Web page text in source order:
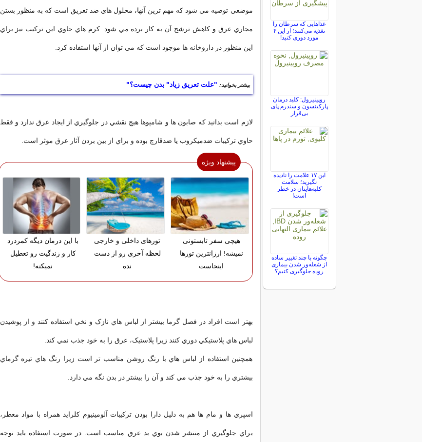
موضعي توصيه مي شود که مهم ترين آنها، محلول هاي ضد تعريق است که به منظور بستن
مجاري عرق و کاهش ترشح آن به کار برده مي شود. کرم هاي حاوي اين ترکيب نيز براي
اين منظور در داروخانه ها موجود است که مي توان از آنها استفاده کرد.
بیشتر بخوانید: "علت تعریق زیاد" بدن چیست؟"
لازم است بدانيد که صابون ها و شامپوها هيچ نقشي در جلوگيري از ايجاد عرق ندارد و فقط
حاوي ترکيبات ضدميکروب يا ضدقارچ بوده و براي از بين بردن آثار عرق موثر است.
پیشنهاد ویژه
هیچی سفر تابستونی
نمیشه! ارزانترین تورها
اینجاست
تورهای داخلی و خارجی
لحظه آخری رو از دست
نده
با این درمان دیگه کمردرد
کار و زندگیت رو تعطیل
نمیکنه!
بهتر است افراد در فصل گرما بيشتر از لباس هاي نازک و نخي استفاده کنند و از پوشيدن
لباس هاي پلاستيکي دوري کنند زيرا پلاستيک، عرق را به خود جذب نمي کند.
همچنين استفاده از لباس هاي با رنگ روشن مناسب تر است زيرا رنگ هاي تيره گرماي
بيشتري را به خود جذب مي کند و آن را بيشتر در بدن نگه مي دارد.
اسپري ها و مام ها هم به دليل دارا بودن ترکيبات آلومينيوم کلرايد همراه با مواد معطر،
براي جلوگيري از منتشر شدن بوي بد عرق مناسب است. در صورت استفاده بايد توجه
غذاهایی که سرطان را
تغذیه می‌کنند؛ از این ۴
مورد دوری کنید!
روپینیرول: کلید درمان
پارکینسون و سندرم پای
بی‌قرار
این ۱۷ علامت را نادیده
نگیرید؛ سلامت
کلیه‌هایتان در خطر
است!
چگونه با چند تغییر ساده
از شعله‌ور شدن بیماری
روده جلوگیری کنیم؟